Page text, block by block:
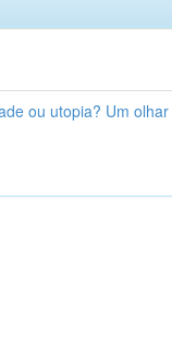
ou utopia? Um olhar